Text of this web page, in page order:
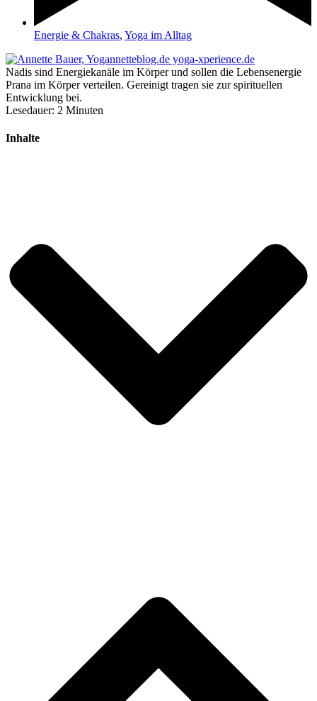
Energie & Chakras, Yoga im Alltag
Nadis sind Energiekanäle im Körper und sollen die Lebensenergie
Prana im Körper verteilen. Gereinigt tragen sie zur spirituellen
Entwicklung bei.
Lesedauer: 2 Minuten
Inhalte